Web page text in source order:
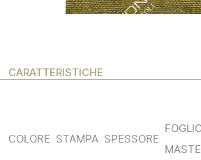
CARATTERISTICHE
COLORE STAMPA SPESSORE